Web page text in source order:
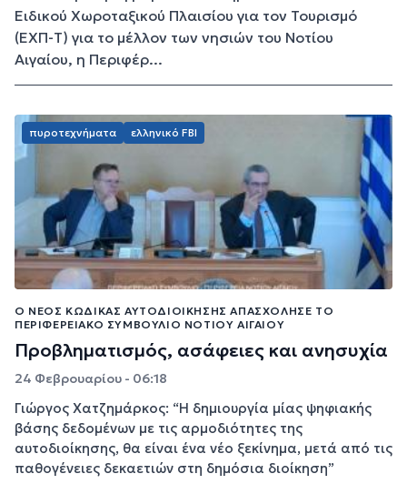
Ειδικού Χωροταξικού Πλαισίου για τον Τουρισμό
(ΕΧΠ-Τ) για το μέλλον των νησιών του Νοτίου
Αιγαίου, η Περιφέρ...
πυροτεχνήματα ελληνικό FBI
Ο ΝΈΟΣ ΚΏΔΙΚΑΣ ΑΥΤΟΔΙΟΊΚΗΣΗΣ ΑΠΑΣΧΌΛΗΣΕ ΤΟ
ΠΕΡΙΦΕΡΕΙΑΚΌ ΣΥΜΒΟΎΛΙΟ ΝΟΤΊΟΥ ΑΙΓΑΊΟΥ
Προβληματισμός, ασάφειες και ανησυχία
24 Φεβρουαρίου - 06:18
Γιώργος Χατζημάρκος: “H δημιουργία μίας ψηφιακής
βάσης δεδομένων με τις αρμοδιότητες της
αυτοδιοίκησης, θα είναι ένα νέο ξεκίνημα, μετά από τις
παθογένειες δεκαετιών στη δημόσια διοίκηση”